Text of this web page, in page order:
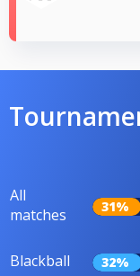
All
matches
31%
Blackball 32%